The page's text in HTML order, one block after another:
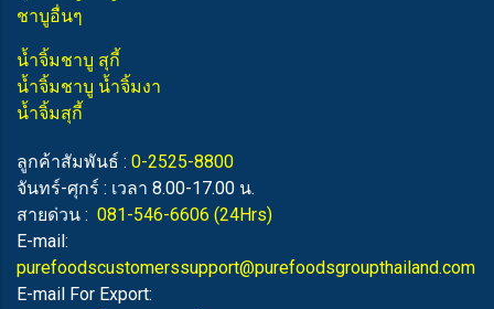
ชาบูอื่นๆ
น้ำจิ้มชาบู สุกี้
น้ำจิ้มชาบู น้ำจิ้มงา
น้ำจิ้มสุกี้
ลูกค้าสัมพันธ์ : 0-2525-8800
จันทร์-ศุกร์ : เวลา 8.00-17.00 น.
สายด่วน : 081-546-6606 (24Hrs)
E-mail:
purefoodscustomerssupport@purefoodsgroupthailand.com
E-mail For Export: